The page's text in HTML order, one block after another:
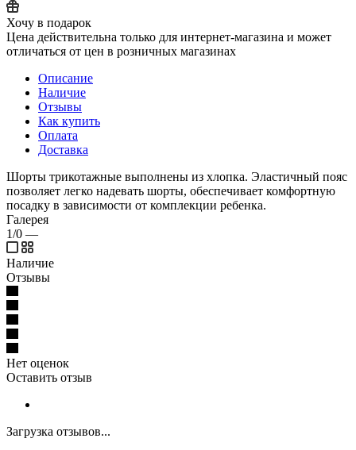
Хочу в подарок
Цена действительна только для интернет-магазина и может
отличаться от цен в розничных магазинах
Описание
Наличие
Отзывы
Как купить
Оплата
Доставка
Шорты трикотажные выполнены из хлопка. Эластичный пояс
позволяет легко надевать шорты, обеспечивает комфортную
посадку в зависимости от комплекции ребенка.
Галерея
1/0 —
Наличие
Отзывы
Нет оценок
Оставить отзыв
Загрузка отзывов...